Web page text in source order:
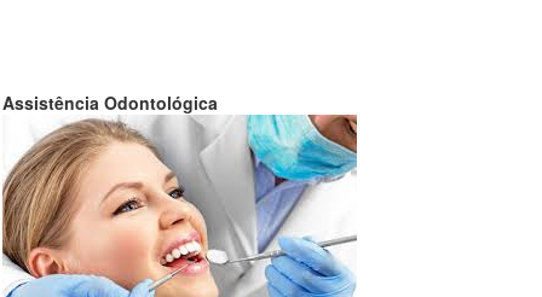
Assistência Odontológica